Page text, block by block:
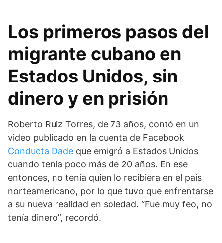
Los primeros pasos del
migrante cubano en
Estados Unidos, sin
dinero y en prisión
Roberto Ruiz Torres, de 73 años, contó en un
video publicado en la cuenta de Facebook
Conducta Dade que emigró a Estados Unidos
cuando tenía poco más de 20 años. En ese
entonces, no tenía quien lo recibiera en el país
norteamericano, por lo que tuvo que enfrentarse
a su nueva realidad en soledad. “Fue muy feo, no
tenía dinero”, recordó.